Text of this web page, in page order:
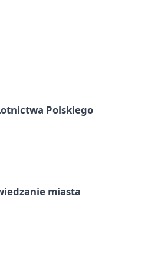
Polskiego
miasta